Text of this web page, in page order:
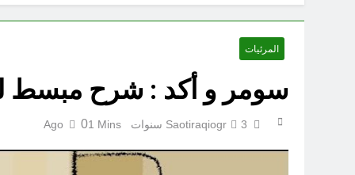
المرئيات
سومر و أكد : شرح مبسط
Saotiraqiogr 3 سنوات Ago 01 Mins